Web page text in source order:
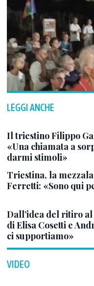
LEGGI ANCHE
Il triestino Filippo
«Una chiamata a
darmi stimoli»
Triestina, la
Ferretti: «Sono qui
Dall’idea del ritiro
di Elisa Cosetti e
ci supportiamo»
VIDEO